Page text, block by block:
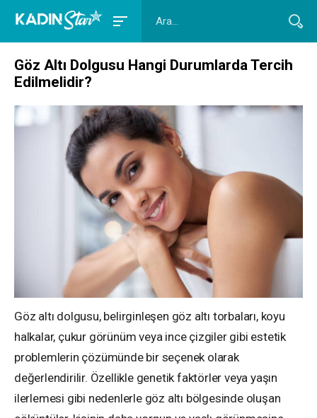
Göz Altı Dolgusu Hangi Durumlarda Tercih
Edilmelidir?
Göz altı dolgusu, belirginleşen göz altı torbaları, koyu
halkalar, çukur görünüm veya ince çizgiler gibi estetik
problemlerin çözümünde bir seçenek olarak
değerlendirilir. Özellikle genetik faktörler veya yaşın
ilerlemesi gibi nedenlerle göz altı bölgesinde oluşan